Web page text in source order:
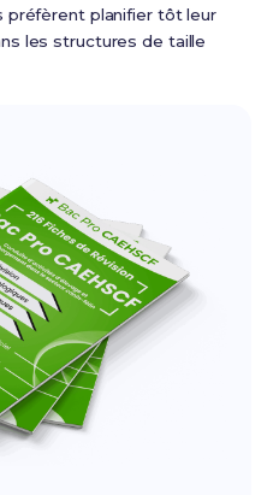
préfèrent planifier tôt leur
les structures de taille